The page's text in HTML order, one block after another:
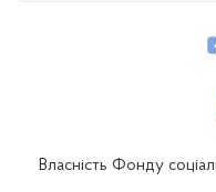
Власність Фонду